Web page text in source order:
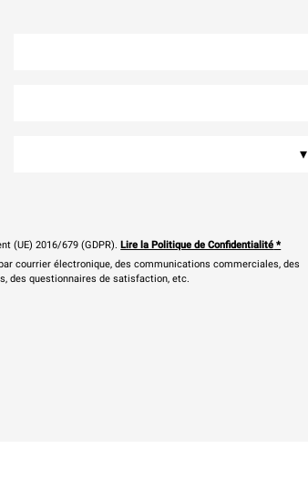
▾
(UE) 2016/679 (GDPR). Lire la Politique de Confidentialité *
courrier électronique, des communications commerciales, des
des questionnaires de satisfaction, etc.